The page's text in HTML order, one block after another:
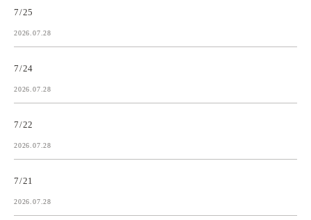
7/25
2026.07.28
7/24
2026.07.28
7/22
2026.07.28
7/21
2026.07.28